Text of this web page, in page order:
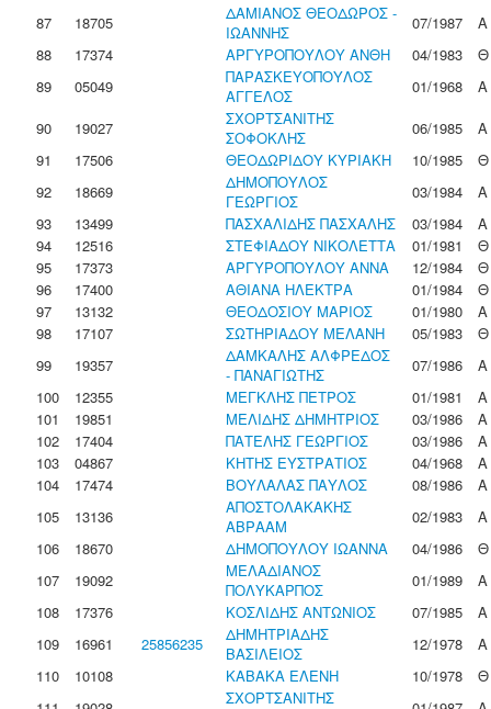
87
18705
ΔΑΜΙΑΝΟΣ ΘΕΟΔΩΡΟΣ -
ΙΩΑΝΝΗΣ
07/1987
Α
88
17374 ΑΡΓΥΡΟΠΟΥΛΟΥ ΑΝΘΗ 04/1983
Θ
89
05049
ΠΑΡΑΣΚΕΥΟΠΟΥΛΟΣ
ΑΓΓΕΛΟΣ
01/1968
Α
90
19027
ΣΧΟΡΤΣΑΝΙΤΗΣ
ΣΟΦΟΚΛΗΣ
06/1985
Α
91
17506 ΘΕΟΔΩΡΙΔΟΥ ΚΥΡΙΑΚΗ 10/1985
Θ
92
18669
ΔΗΜΟΠΟΥΛΟΣ
ΓΕΩΡΓΙΟΣ
03/1984
Α
93
13499 ΠΑΣΧΑΛΙΔΗΣ ΠΑΣΧΑΛΗΣ 03/1984
Α
94
12516 ΣΤΕΦΙΑΔΟΥ ΝΙΚΟΛΕΤΤΑ 01/1981
Θ
95
17373 ΑΡΓΥΡΟΠΟΥΛΟΥ ΑΝΝΑ 12/1984
Θ
96
17400 ΑΘΙΑΝΑ ΗΛΕΚΤΡΑ 01/1984
Θ
97
13132 ΘΕΟΔΟΣΙΟΥ ΜΑΡΙΟΣ 01/1980
Α
98
17107 ΣΩΤΗΡΙΑΔΟΥ ΜΕΛΑΝΗ 05/1983
Θ
99
19357
ΔΑΜΚΑΛΗΣ ΑΛΦΡΕΔΟΣ
- ΠΑΝΑΓΙΩΤΗΣ
07/1986
Α
100
12355 ΜΕΓΚΛΗΣ ΠΕΤΡΟΣ 01/1981
Α
101
19851 ΜΕΛΙΔΗΣ ΔΗΜΗΤΡΙΟΣ 03/1986
Α
102
17404 ΠΑΤΕΛΗΣ ΓΕΩΡΓΙΟΣ 03/1986
Α
103
04867 ΚΗΤΗΣ ΕΥΣΤΡΑΤΙΟΣ 04/1968
Α
104
17474 ΒΟΥΛΑΛΑΣ ΠΑΥΛΟΣ 08/1986
Α
105
13136
ΑΠΟΣΤΟΛΑΚΑΚΗΣ
ΑΒΡΑΑΜ
02/1983
Α
106
18670 ΔΗΜΟΠΟΥΛΟΥ ΙΩΑΝΝΑ 04/1986
Θ
107
19092
ΜΕΛΑΔΙΑΝΟΣ
ΠΟΛΥΚΑΡΠΟΣ
01/1989
Α
108
17376 ΚΟΣΛΙΔΗΣ ΑΝΤΩΝΙΟΣ 07/1985
Α
109
16961 25856235
ΔΗΜΗΤΡΙΑΔΗΣ
ΒΑΣΙΛΕΙΟΣ
12/1978
Α
110
10108 ΚΑΒΑΚΑ ΕΛΕΝΗ 10/1978
Θ
ΣΧΟΡΤΣΑΝΙΤΗΣ